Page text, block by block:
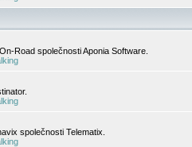
Road společnosti Aponia Software.
společnosti Telematix.